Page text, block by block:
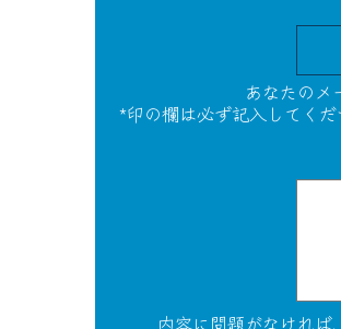
あなたのメ
*印の欄は必ず記入してく
内容に問題がなけれ